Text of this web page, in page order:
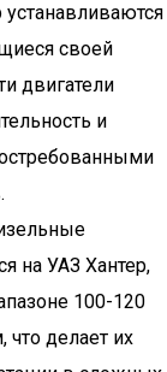
устанавливаются
своей
двигатели
и
на УАЗ Хантер,
100-120
делает их